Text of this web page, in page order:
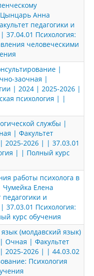
Анна
педагогики и
Психология:
человеческими
|
заочная |
| 2024 | 2025-2026 |
психология | |
службы |
| Факультет
2025-2026 | | 37.03.01
| | Полный курс
работы психолога в
Елена
и
Психология:
курс обучения
(молдавский язык)
Очная | Факультет
2025-2026 | | 44.03.02
Психология